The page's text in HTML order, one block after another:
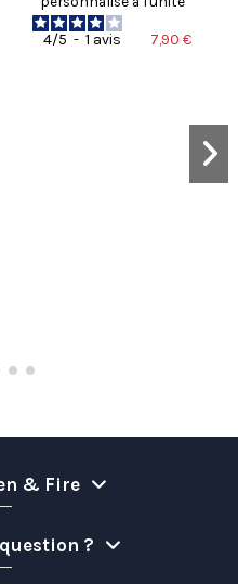
4/5 - 1 avis 7,90 €
& Fire
?